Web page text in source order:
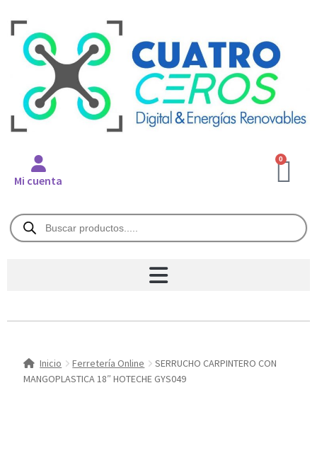
Mi cuenta
0
Inicio Ferretería Online
SERRUCHO CARPINTERO CON
MANGOPLASTICA 18″ HOTECHE GYS049